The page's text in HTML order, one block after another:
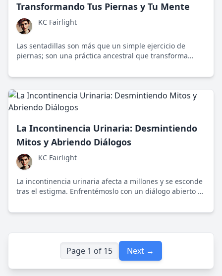
Transformando Tus Piernas y Tu Mente
KC Fairlight
Las sentadillas son más que un simple ejercicio de
piernas; son una práctica ancestral que transforma
esenciales y cómo impactan no solo en tu físico, sino
La Incontinencia Urinaria: Desmintiendo
Mitos y Abriendo Diálogos
KC Fairlight
La incontinencia urinaria afecta a millones y se esconde
tras el estigma. Enfrentémoslo con un diálogo abierto y
Page 1 of 15 Next →